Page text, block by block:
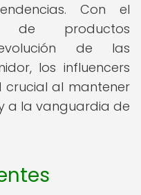
Con el
de productos
de las
los influencers
al mantener
a la vanguardia de